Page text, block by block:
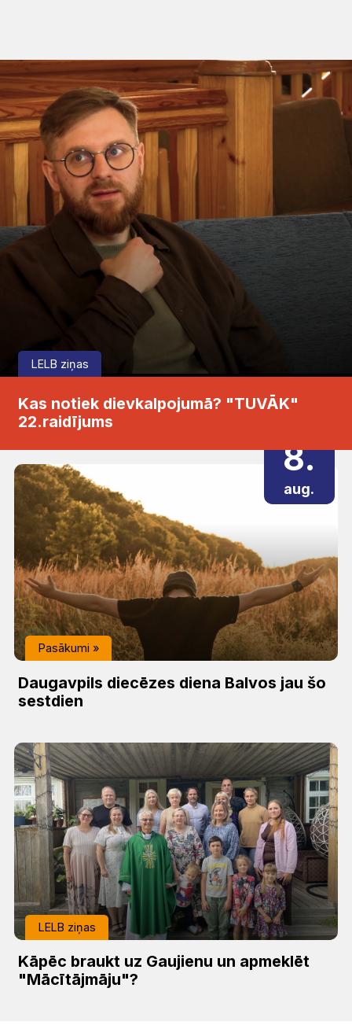
LELB ziņas
Kas notiek dievkalpojumā? "TUVĀK"
22.raidījums
8.
aug.
Pasākumi »
Daugavpils diecēzes diena Balvos jau šo
sestdien
LELB ziņas
Kāpēc braukt uz Gaujienu un apmeklēt
"Mācītājmāju"?